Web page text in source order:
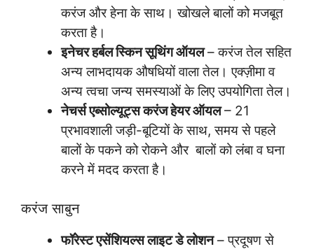
करंज और हेना के साथ। खोखले बालों को मजबूत
करता है।
इनेचर हर्बल स्किन सूथिंग ऑयल– करंज तेल सहित
अन्य लाभदायक औषधियों वाला तेल। एक्ज़ीमा व
अन्य त्वचा जन्य समस्याओं के लिए उपयोगिता तेल।
नेचर्स एब्सोल्यूट्स करंज हेयर ऑयल– 21
प्रभावशाली जड़ी-बूटियों के साथ, समय से पहले
बालों के पकने को रोकने और बालों को लंबा व घना
करने में मदद करता है।
करंज साबुन
फॉरेस्ट एसेंशियल्स लाइट डे लोशन– प्रदूषण से